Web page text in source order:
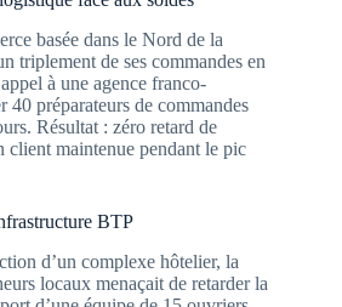
basée dans le Nord de la
triplement de ses commandes en
à une agence franco-
40 préparateurs de commandes
Résultat : zéro retard de
client maintenue pendant le pic
BTP
d’un complexe hôtelier, la
locaux menaçait de retarder la